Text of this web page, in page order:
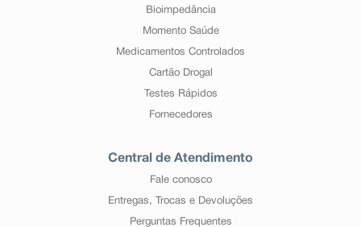
Bioimpedância
Momento Saúde
Medicamentos Controlados
Cartão Drogal
Testes Rápidos
Fornecedores
Central de Atendimento
Fale conosco
Entregas, Trocas e Devoluções
Perguntas Frequentes